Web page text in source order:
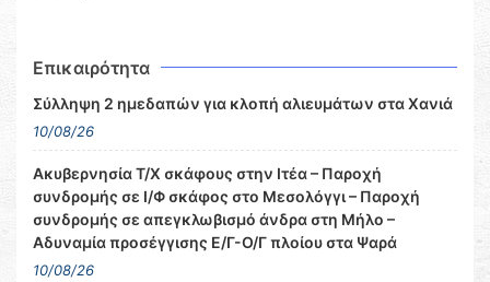
Επικαιρότητα
Σύλληψη 2 ημεδαπών για κλοπή αλιευμάτων στα Χανιά
10/08/26
Ακυβερνησία Τ/Χ σκάφους στην Ιτέα – Παροχή
συνδρομής σε Ι/Φ σκάφος στο Μεσολόγγι – Παροχή
συνδρομής σε απεγκλωβισμό άνδρα στη Μήλο –
Αδυναμία προσέγγισης Ε/Γ-Ο/Γ πλοίου στα Ψαρά
10/08/26